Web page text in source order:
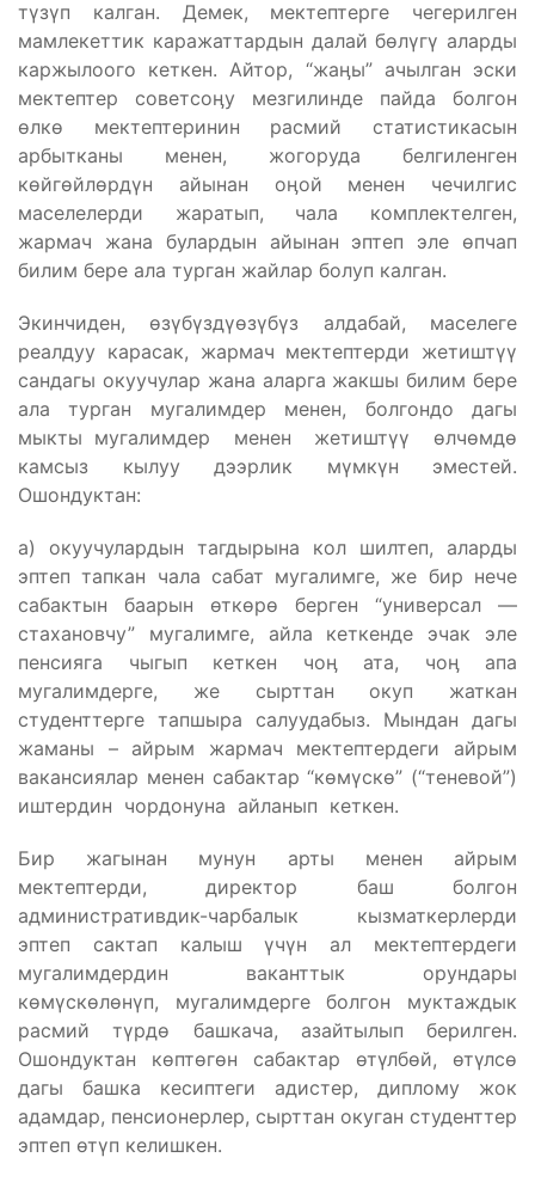
түзүп калган. Демек, мектептерге чегерилген
мамлекеттик каражаттардын далай бөлүгү аларды
каржылоого кеткен. Айтор, “жаӊы” ачылган эски
мектептер советсоӊу мезгилинде пайда болгон
өлкө мектептеринин расмий статистикасын
арбытканы менен, жогоруда белгиленген
көйгөйлөрдүн айынан оӊой менен чечилгис
маселелерди жаратып, чала комплектелген,
жармач жана булардын айынан эптеп эле өпчап
билим бере ала турган жайлар болуп калган.
Экинчиден, өзүбүздүөзүбүз алдабай, маселеге
реалдуу карасак, жармач мектептерди жетиштүү
сандагы окуучулар жана аларга жакшы билим бере
ала турган мугалимдер менен, болгондо дагы
мыкты мугалимдер менен жетиштүү өлчөмдө
камсыз кылуу дээрлик мүмкүн эместей.
Ошондуктан:
а) окуучулардын тагдырына кол шилтеп, аларды
эптеп тапкан чала сабат мугалимге, же бир нече
сабактын баарын өткөрө берген “универсал —
стахановчу” мугалимге, айла кеткенде эчак эле
пенсияга чыгып кеткен чоӊ ата, чоӊ апа
мугалимдерге, же сырттан окуп жаткан
студенттерге тапшыра салуудабыз. Мындан дагы
жаманы – айрым жармач мектептердеги айрым
вакансиялар менен сабактар “көмүскө” (“теневой”)
иштердин чордонуна айланып кеткен.
Бир жагынан мунун арты менен айрым
мектептерди, директор баш болгон
административдик-чарбалык кызматкерлерди
эптеп сактап калыш үчүн ал мектептердеги
мугалимдердин ваканттык орундары
көмүскөлөнүп, мугалимдерге болгон муктаждык
расмий түрдө башкача, азайтылып берилген.
Ошондуктан көптөгөн сабактар өтүлбөй, өтүлсө
дагы башка кесиптеги адистер, диплому жок
адамдар, пенсионерлер, сырттан окуган студенттер
эптеп өтүп келишкен.